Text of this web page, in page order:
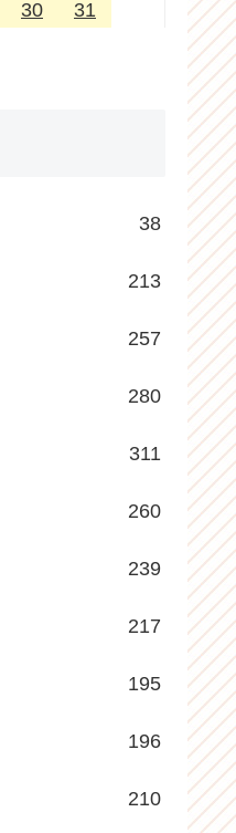
30 31
38
213
257
280
311
260
239
217
195
196
210